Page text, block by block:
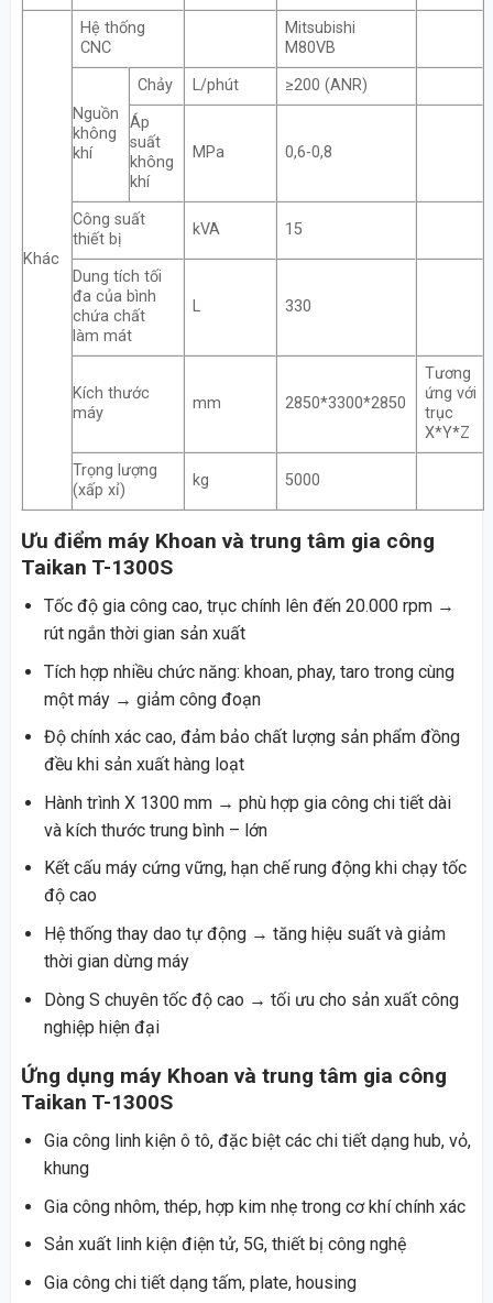
Khác
Hệ thống
CNC
Mitsubishi
M80VB
Nguồn
không
khí
Chảy L/phút
≥200 (ANR)
Áp
suất
không
khí
MPa 0,6-0,8
Công suất
thiết bị
kVA 15
Dung tích tối
đa của bình
chứa chất
làm mát
L 330
Kích thước
máy
mm 2850*3300*2850
Tương
ứng với
trục
X*Y*Z
Trọng lượng
(xấp xỉ)
kg 5000
Ưu điểm máy Khoan và trung tâm gia công
Taikan T-1300S
Tốc độ gia công cao, trục chính lên đến 20.000 rpm →
rút ngắn thời gian sản xuất
Tích hợp nhiều chức năng: khoan, phay, taro trong cùng
một máy → giảm công đoạn
Độ chính xác cao, đảm bảo chất lượng sản phẩm đồng
đều khi sản xuất hàng loạt
Hành trình X 1300 mm → phù hợp gia công chi tiết dài
và kích thước trung bình – lớn
Kết cấu máy cứng vững, hạn chế rung động khi chạy tốc
độ cao
Hệ thống thay dao tự động → tăng hiệu suất và giảm
thời gian dừng máy
Dòng S chuyên tốc độ cao → tối ưu cho sản xuất công
nghiệp hiện đại
Ứng dụng máy Khoan và trung tâm gia công
Taikan T-1300S
Gia công linh kiện ô tô, đặc biệt các chi tiết dạng hub, vỏ,
khung
Gia công nhôm, thép, hợp kim nhẹ trong cơ khí chính xác
Sản xuất linh kiện điện tử, 5G, thiết bị công nghệ
Gia công chi tiết dạng tấm, plate, housing